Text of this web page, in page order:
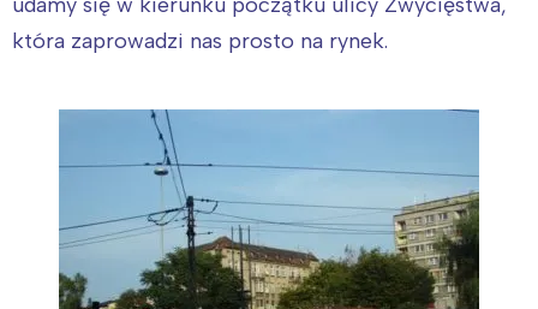
która zaprowadzi nas prosto na rynek.